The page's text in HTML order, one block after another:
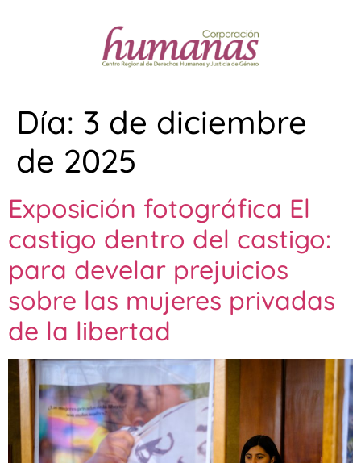
Día: 3 de diciembre
de 2025
Exposición fotográfica El
castigo dentro del castigo:
para develar prejuicios
sobre las mujeres privadas
de la libertad